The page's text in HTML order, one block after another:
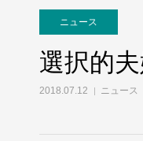
ニュース
選択的
2018.07.12 ニュース